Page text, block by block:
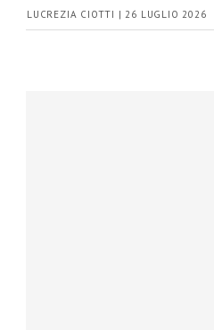
LUCREZIA CIOTTI | 26 LUGLIO 2026